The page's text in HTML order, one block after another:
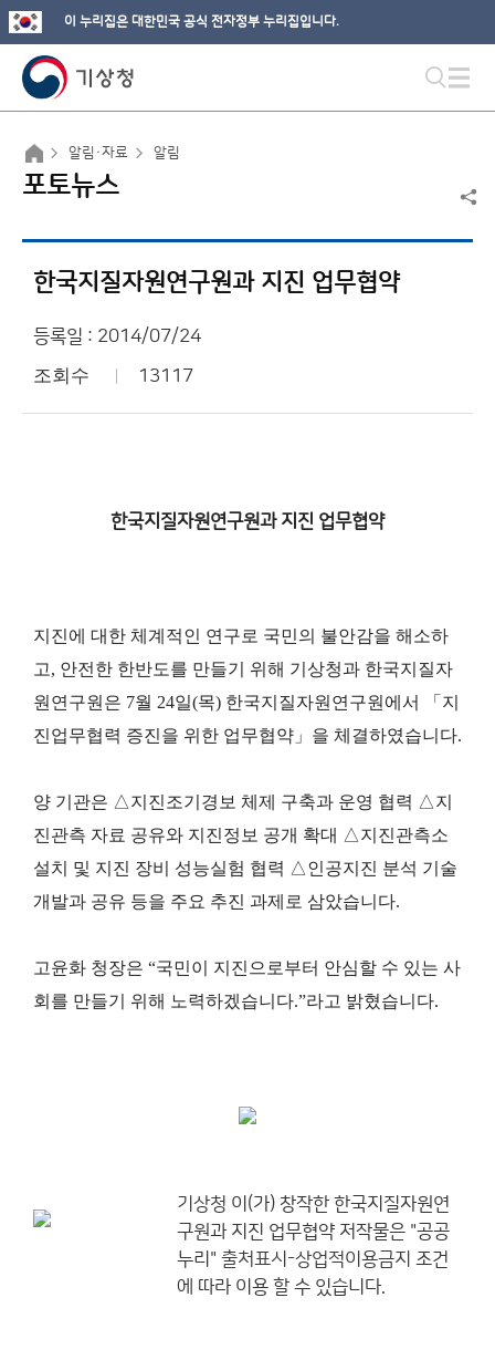
이 누리집은 대한민국 공식 전자정부 누리집입니다.
알림·자료 알림
포토뉴스
한국지질자원연구원과 지진 업무협약
등록일 : 2014/07/24
조회수 13117
한국지질자원연구원과 지진 업무협약
지진에 대한 체계적인 연구로 국민의 불안감을 해소하
고, 안전한 한반도를 만들기 위해 기상청과 한국지질자
원연 구원은 7월 24일(목) 한국지질자원연구원에서 「지
진업무협력 증진을 위한 업무협약」을 체결하였습니다.
양 기관은 △지진조기경보 체제 구축과 운영 협력 △지
진관측 자료 공유와 지진정보 공개 확대 △지진관측소
설치 및 지진 장비 성능실험 협력 △인공지진 분석 기술
개발과 공유 등을 주요 추진 과제로 삼았습니다.
고윤화 청장은 “국민이 지진으로부터 안심할 수 있는 사
회를 만들기 위해 노력하겠습니다.”라고 밝혔습니다.
기상청 이(가) 창작한 한국지질자원연
구원과 지진 업무협약 저작물은 "공공
누리" 출처표시-상업적이용금지 조건
에 따라 이용 할 수 있습니다.